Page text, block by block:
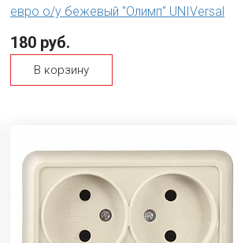
евро о/у бежевый "Олимп" UNIVersal
180 руб.
В корзину